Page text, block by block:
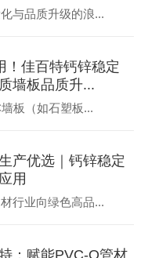
与品质升级的浪...
！佳百特钙锌稳定
墙板品质升...
板（如石塑板...
产优选｜钙锌稳定
用
行业向绿色高品...